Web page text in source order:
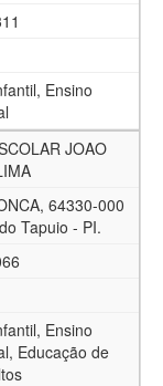
Ensino
JOAO
64330-000
Tapuio - PI.
Ensino
Educação de